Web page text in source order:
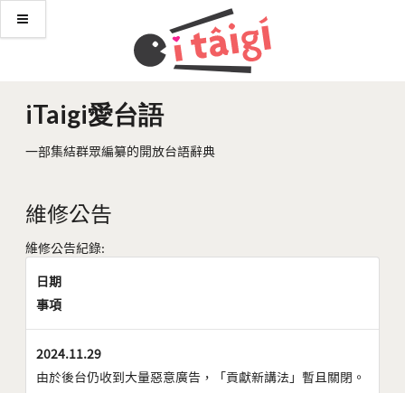
iTaigi愛台語
一部集結群眾編纂的開放台語辭典
維修公告
維修公告紀錄:
日期
事項
2024.11.29
由於後台仍收到大量惡意廣告，「貢獻新講法」暫且關閉。